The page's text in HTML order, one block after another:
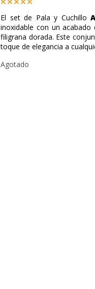
El set de Pala y Cuchillo
inoxidable con un
filigrana dorada. Este
toque de elegancia a
Agotado